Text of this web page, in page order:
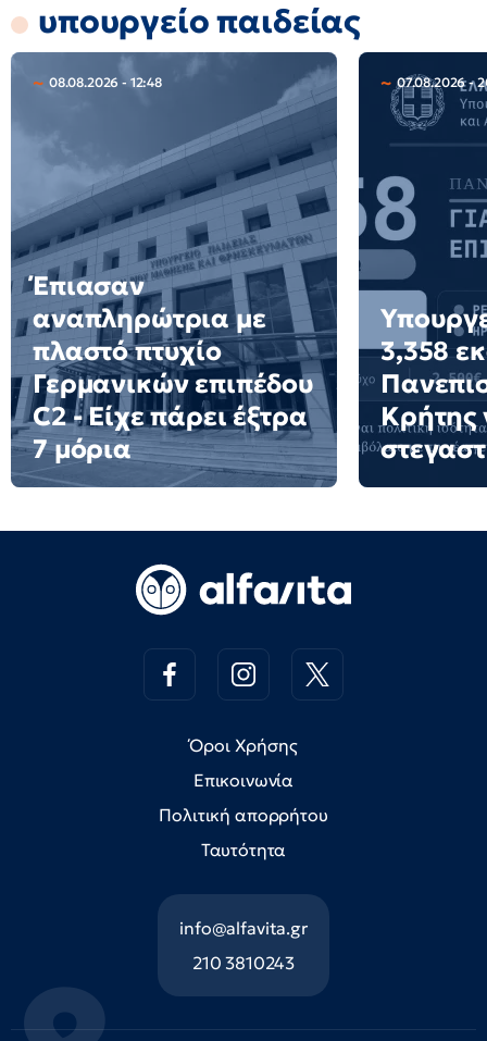
υπουργείο παιδείας
08.08.2026 - 12:48
Έπιασαν
αναπληρώτρια με
πλαστό πτυχίο
Γερμανικών επιπέδου
C2 - Είχε πάρει έξτρα
7 μόρια
07.08.2026 -
3,358
Κρήτης
Όροι Χρήσης
Επικοινωνία
Πολιτική απορρήτου
Ταυτότητα
info@alfavita.gr
210 3810243